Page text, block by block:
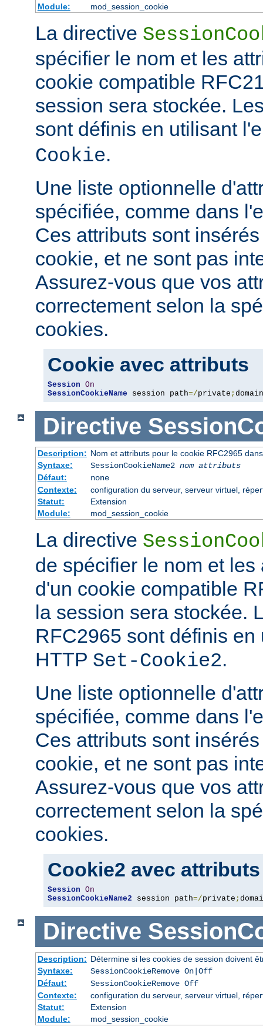
Module: mod_session_cookie
La directive
spécifier le nom et les
cookie compatible
session sera stockée.
sont définis en utilisant
Cookie.
Une liste optionnelle
spécifiée, comme dans
Ces attributs sont
cookie, et ne sont pas
Assurez-vous que vos
correctement selon la
cookies.
Cookie avec attributs
Session On
SessionCookieName session path=/private ; domain
Directive
Description: Nom et attributs pour le cookie RFC2965
Syntaxe:
SessionCookieName2 nom attributs
Défaut:
none
Contexte:
configuration du serveur, serveur virtuel,
Statut:
Extension
Module:
mod_session_cookie
La directive
de spécifier le nom et
d'un cookie compatible
la session sera stockée.
RFC2965 sont définis en
HTTP Set-Cookie2.
Une liste optionnelle
spécifiée, comme dans
Ces attributs sont
cookie, et ne sont pas
Assurez-vous que vos
correctement selon la
cookies.
Cookie2 avec attributs
Session On
SessionCookieName2 session path=/private ;
Directive
Description: Détermine si les cookies de session doivent
Syntaxe:
SessionCookieRemove On|Off
Défaut:
SessionCookieRemove Off
Contexte:
configuration du serveur, serveur virtuel,
Statut:
Extension
Module:
mod_session_cookie